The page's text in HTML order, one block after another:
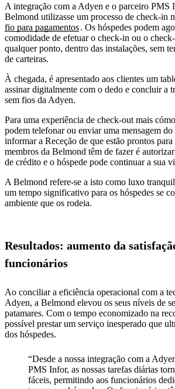
A integração com a Adyen e o parceiro PMS
Belmond utilizasse um processo de check-in
fio para pagamentos. Os hóspedes podem
comodidade de efetuar o check-in ou o
qualquer ponto, dentro das instalações, sem
de carteiras.
À chegada, é apresentado aos clientes um
assinar digitalmente com o dedo e concluir a
sem fios da Adyen.
Para uma experiência de check-out mais
podem telefonar ou enviar uma mensagem do
informar a Receção de que estão prontos
membros da Belmond têm de fazer é
de crédito e o hóspede pode continuar a sua
A Belmond refere-se a isto como luxo
um tempo significativo para os hóspedes se
ambiente que os rodeia.
Resultados: aumento da
funcionários
Ao conciliar a eficiência operacional com a
Adyen, a Belmond elevou os seus níveis de
patamares. Com o tempo economizado na
possível prestar um serviço inesperado que
dos hóspedes.
“Desde a nossa integração com a
PMS Infor, as nossas tarefas diárias
fáceis, permitindo aos funcionários